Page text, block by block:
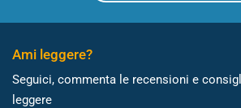
Ami leggere?
Seguici, commenta le recensioni e
leggere